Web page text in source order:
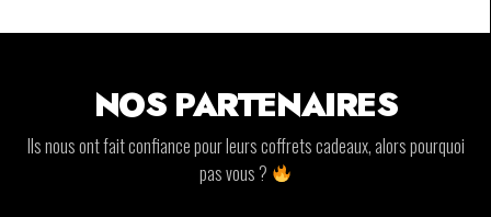
NOS PARTENAIRES
Ils nous ont fait confiance pour leurs coffrets cadeaux, alors pourquoi
pas vous ?